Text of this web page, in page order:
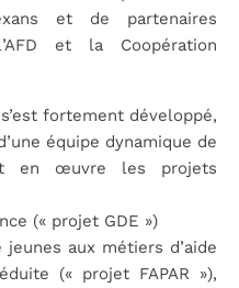
et de partenaires
et la Coopération
s’est fortement développé,
équipe dynamique de
en œuvre les projets
(« projet GDE »)
aux métiers d’aide
(« projet FAPAR »),